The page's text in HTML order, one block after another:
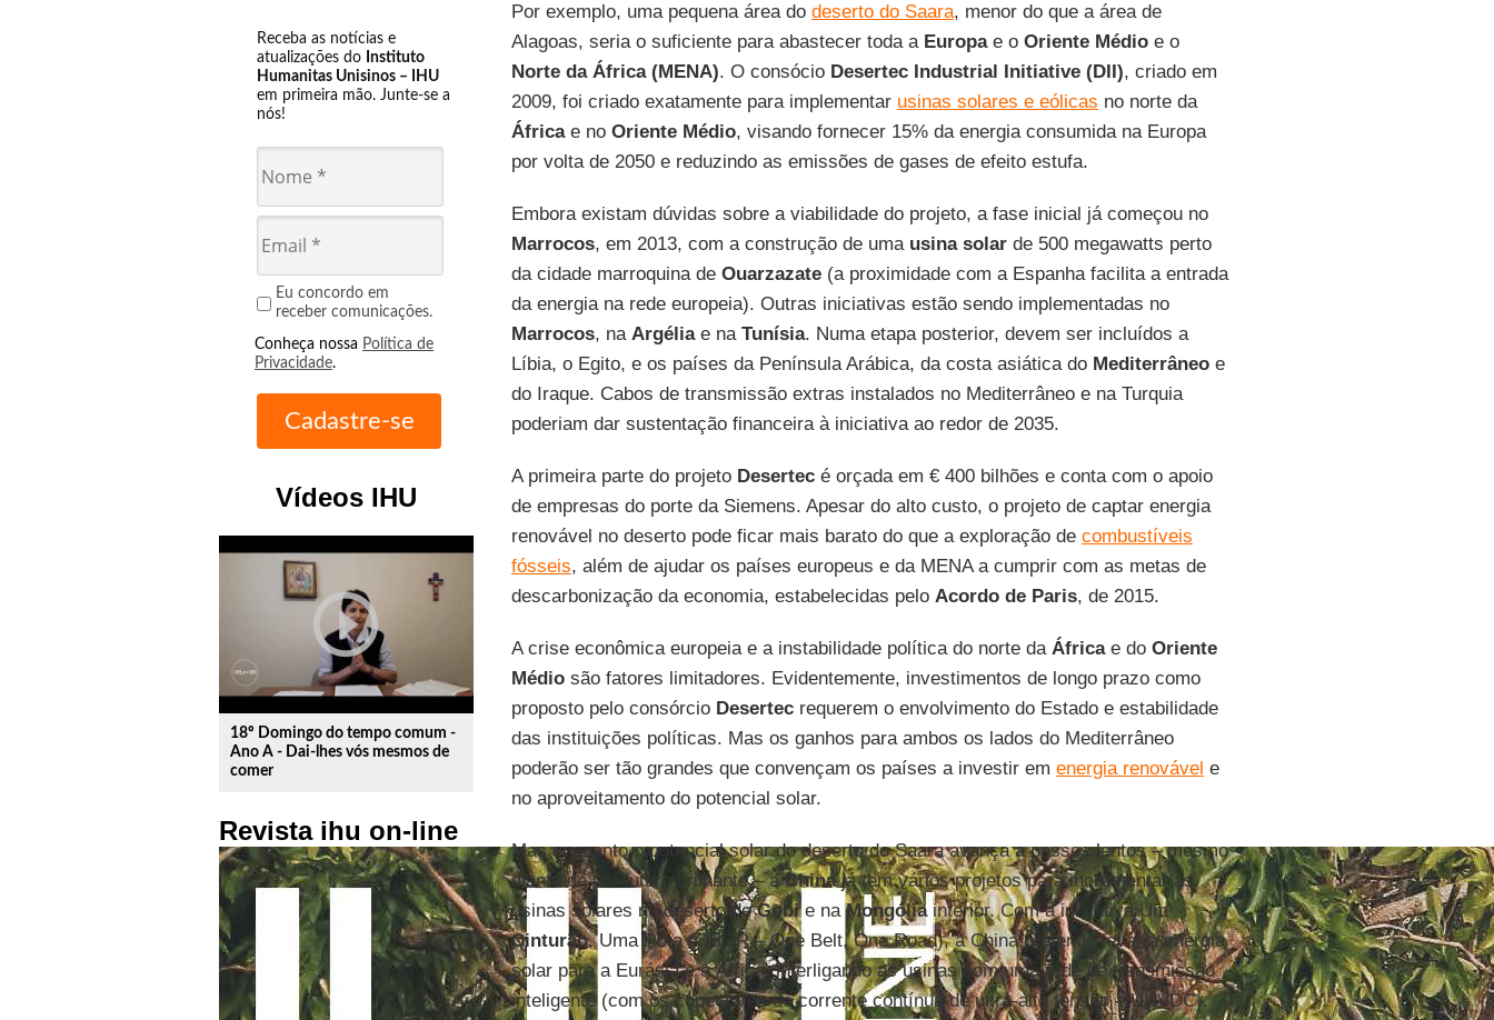
Receba as notícias e
atualizações do Instituto
Humanitas Unisinos – IHU
em primeira mão. Junte-se a
nós!
Eu concordo em
receber comunicações.
Conheça nossa Política de
Privacidade.
Vídeos IHU
play_circle_outline
18º Domingo do tempo comum -
Ano A - Dai-lhes vós mesmos de
comer
Revista ihu on-line
Por exemplo, uma pequena área do deserto do Saara, menor do que a área de
Alagoas, seria o suficiente para abastecer toda a Europae o Oriente Médioe o
Norte da África (MENA). O consócio Desertec Industrial Initiative (DII), criado em
2009, foi criado exatamente para implementar usinas solares e eólicas no norte da
Áfricae no Oriente Médio, visando fornecer 15% da energia consumida na Europa
por volta de 2050 e reduzindo as emissões de gases de efeito estufa.
Embora existam dúvidas sobre a viabilidade do projeto, a fase inicial já começou no
Marrocos, em 2013, com a construção de uma usina solarde 500 megawatts perto
da cidade marroquina de Ouarzazate(a proximidade com a Espanha facilita a entrada
da energia na rede europeia). Outras iniciativas estão sendo implementadas no
Marrocos, na Argéliae na Tunísia. Numa etapa posterior, devem ser incluídos a
Líbia, o Egito, e os países da Península Arábica, da costa asiática do Mediterrâneoe
do Iraque. Cabos de transmissão extras instalados no Mediterrâneo e na Turquia
poderiam dar sustentação financeira à iniciativa ao redor de 2035.
A primeira parte do projeto Desertecé orçada em € 400 bilhões e conta com o apoio
de empresas do porte da Siemens. Apesar do alto custo, o projeto de captar energia
renovável no deserto pode ficar mais barato do que a exploração de combustíveis
fósseis, além de ajudar os países europeus e da MENA a cumprir com as metas de
descarbonização da economia, estabelecidas pelo Acordo de Paris, de 2015.
A crise econômica europeia e a instabilidade política do norte da Áfricae do Oriente
Médiosão fatores limitadores. Evidentemente, investimentos de longo prazo como
proposto pelo consórcio Desertecrequerem o envolvimento do Estado e estabilidade
das instituições políticas. Mas os ganhos para ambos os lados do Mediterrâneo
poderão ser tão grandes que convençam os países a investir em energia renovável e
no aproveitamento do potencial solar.
Mas enquanto o potencial solar do deserto do Saara avança a passos lentos – mesmo
diante de um futuro brilhante – aChinajá tem vários projetos para incrementar as
usinas solares no deserto deGobie naMongóliainterior. Com a iniciativa Um
Cinturão, Uma Rota (OBOR – One Belt, One Road), a China pretende levar a energia
solar para a Eurásia e a África, interligando as usinas com uma rede de transmissão
inteligente (com os conectores de corrente contínua de ultra-alta tensão – UHVDC).